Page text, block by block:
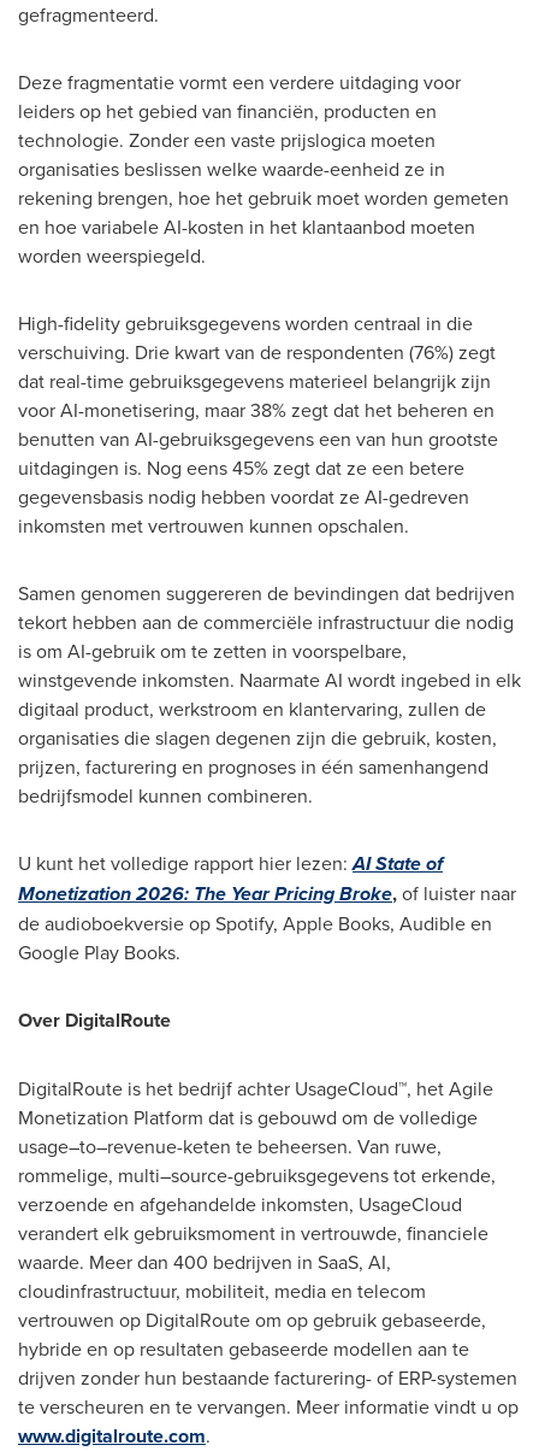
gefragmenteerd.
Deze fragmentatie vormt een verdere uitdaging voor
leiders op het gebied van financiën, producten en
technologie. Zonder een vaste prijslogica moeten
organisaties beslissen welke waarde-eenheid ze in
rekening brengen, hoe het gebruik moet worden gemeten
en hoe variabele AI-kosten in het klantaanbod moeten
worden weerspiegeld.
High-fidelity gebruiksgegevens worden centraal in die
verschuiving. Drie kwart van de respondenten (76%) zegt
dat real-time gebruiksgegevens materieel belangrijk zijn
voor AI-monetisering, maar 38% zegt dat het beheren en
benutten van AI-gebruiksgegevens een van hun grootste
uitdagingen is. Nog eens 45% zegt dat ze een betere
gegevensbasis nodig hebben voordat ze AI-gedreven
inkomsten met vertrouwen kunnen opschalen.
Samen genomen suggereren de bevindingen dat bedrijven
tekort hebben aan de commerciële infrastructuur die nodig
is om AI-gebruik om te zetten in voorspelbare,
winstgevende inkomsten. Naarmate AI wordt ingebed in elk
digitaal product, werkstroom en klantervaring, zullen de
organisaties die slagen degenen zijn die gebruik, kosten,
prijzen, facturering en prognoses in één samenhangend
bedrijfsmodel kunnen combineren.
U kunt het volledige rapport hier lezen:AI State of
Monetization 2026: The Year Pricing Broke,of luister naar
de audioboekversie op Spotify, Apple Books, Audible en
Google Play Books.
Over DigitalRoute
DigitalRoute is het bedrijf achter UsageCloud™, het Agile
Monetization Platform dat is gebouwd om de volledige
usage–to–revenue-keten te beheersen. Van ruwe,
rommelige, multi–source-gebruiksgegevens tot erkende,
verzoende en afgehandelde inkomsten, UsageCloud
verandert elk gebruiksmoment in vertrouwde, financiele
waarde. Meer dan 400 bedrijven in SaaS, AI,
cloudinfrastructuur, mobiliteit, media en telecom
vertrouwen op DigitalRoute om op gebruik gebaseerde,
hybride en op resultaten gebaseerde modellen aan te
drijven zonder hun bestaande facturering- of ERP-systemen
te verscheuren en te vervangen. Meer informatie vindt u op
www.digitalroute.com.